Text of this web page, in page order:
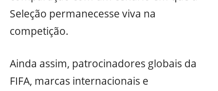
Seleção permanecesse viva na
competição.
Ainda assim, patrocinadores globais da
FIFA, marcas internacionais e